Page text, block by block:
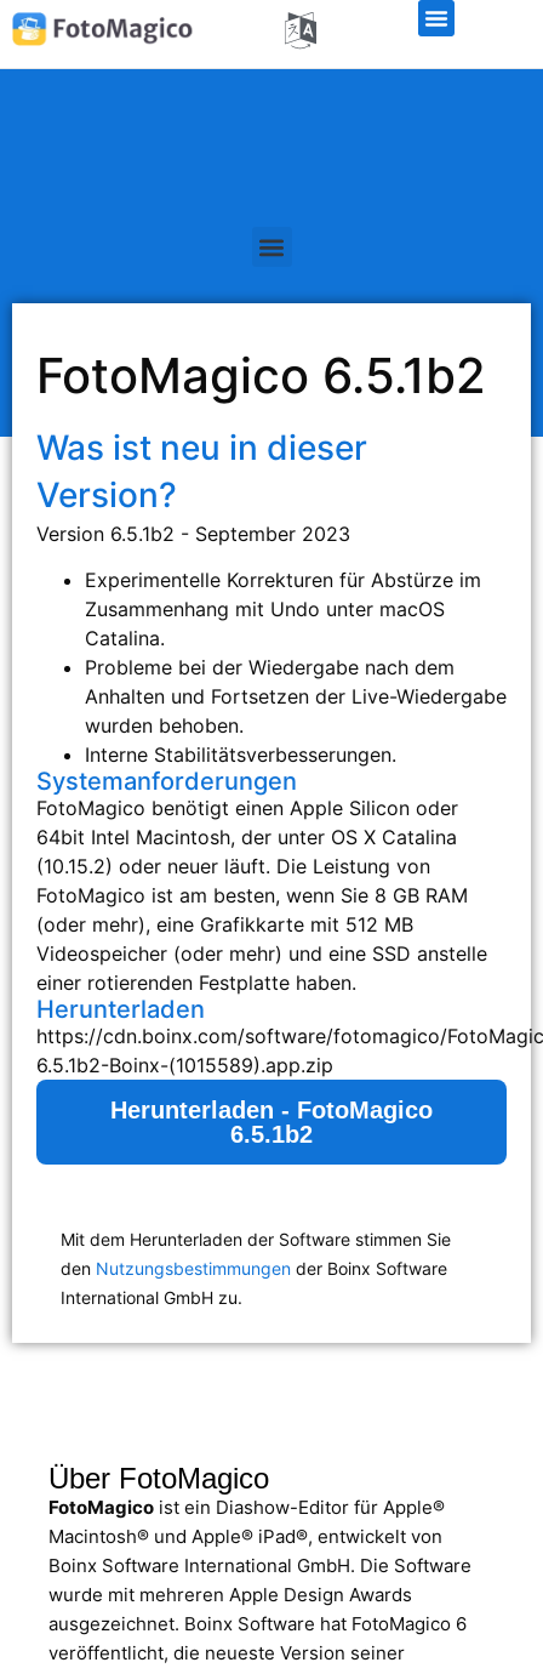
FotoMagico 6.5.1b2
Was ist neu in dieser
Version?
Version 6.5.1b2 - September 2023
Experimentelle Korrekturen für Abstürze im
Zusammenhang mit Undo unter macOS
Catalina.
Probleme bei der Wiedergabe nach dem
Anhalten und Fortsetzen der Live-Wiedergabe
wurden behoben.
Interne Stabilitätsverbesserungen.
Systemanforderungen
FotoMagico benötigt einen Apple Silicon oder
64bit Intel Macintosh, der unter OS X Catalina
(10.15.2) oder neuer läuft. Die Leistung von
FotoMagico ist am besten, wenn Sie 8 GB RAM
(oder mehr), eine Grafikkarte mit 512 MB
Videospeicher (oder mehr) und eine SSD anstelle
einer rotierenden Festplatte haben.
Herunterladen
https://cdn.boinx.com/software/fotomagico/
6.5.1b2-Boinx-(1015589).app.zip
Herunterladen - FotoMagico
6.5.1b2
Mit dem Herunterladen der Software stimmen Sie
den Nutzungsbestimmungen der Boinx Software
International GmbH zu.
Über FotoMagico
FotoMagico ist ein Diashow-Editor für Apple®
Macintosh® und Apple® iPad®, entwickelt von
Boinx Software International GmbH. Die Software
wurde mit mehreren Apple Design Awards
ausgezeichnet. Boinx Software hat FotoMagico 6
veröffentlicht, die neueste Version seiner